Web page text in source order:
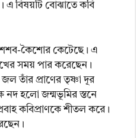
এ বিষয়টি বোঝাতে কবি
কৈশোর কেটেছে। এ
সময় পার করেছেন।
তাঁর প্রাণের তৃষ্ণা দূর
নদ হলো জন্মভূমির স্তনে
কবিপ্রাণকে শীতল করে।